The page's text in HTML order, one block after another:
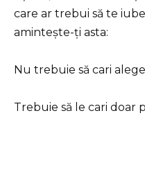
care ar trebui să te
amintește-ți asta:
Nu trebuie să cari
Trebuie să le cari doar